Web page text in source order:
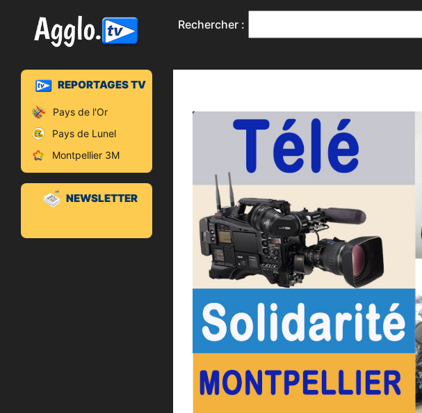
Rechercher :
REPORTAGES TV
Pays de l'Or
Pays de Lunel
Montpellier 3M
NEWSLETTER